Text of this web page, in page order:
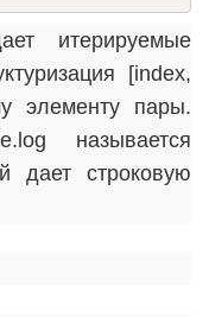
итерируемые
[index,
элементу пары.
называется
дает строковую